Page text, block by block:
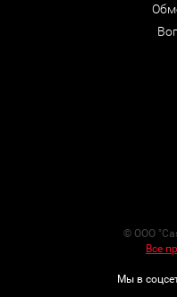
© ООО
Все
Мы в